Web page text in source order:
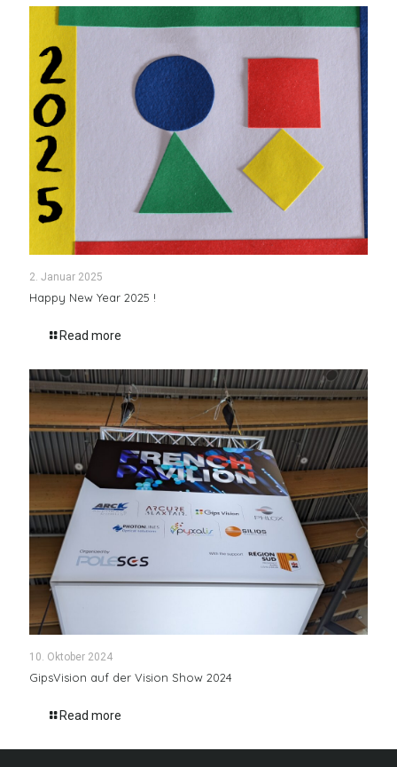
2. Januar 2025
Happy New Year 2025 !
Read more
10. Oktober 2024
GipsVision auf der Vision Show 2024
Read more